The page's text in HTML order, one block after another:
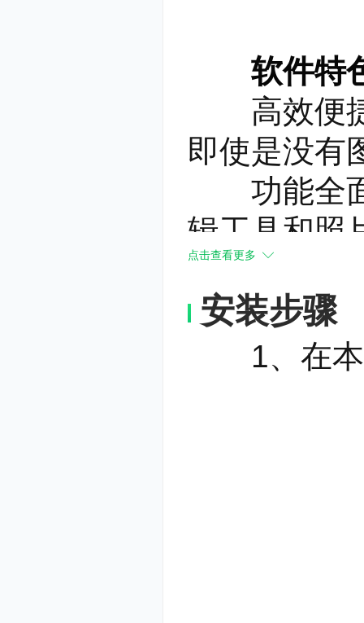
软件特
高效便捷
即使是没有
功能全面
辑工具和照
编辑和照片
技术先进--
法，使得
点击查看更多
安装步骤
1、在本